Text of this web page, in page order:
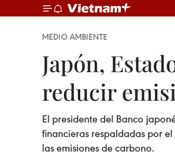
MEDIO AMBIENTE
Japón,
reducir
El presidente del Banco
financieras respaldadas por
las emisiones de carbono.